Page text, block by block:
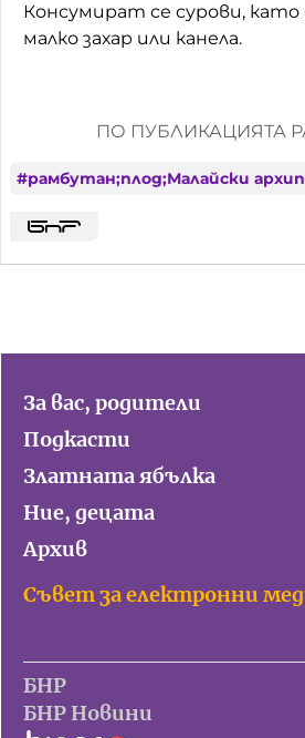
Консумират се сурови, като
малко захар или канела.
ПО ПУБЛИКАЦИЯТА
#рамбутан;плод;Малайски
За вас, родители
Подкасти
Златната ябълка
Ние, децата
Архив
Съвет за електронни
БНР
БНР Новини